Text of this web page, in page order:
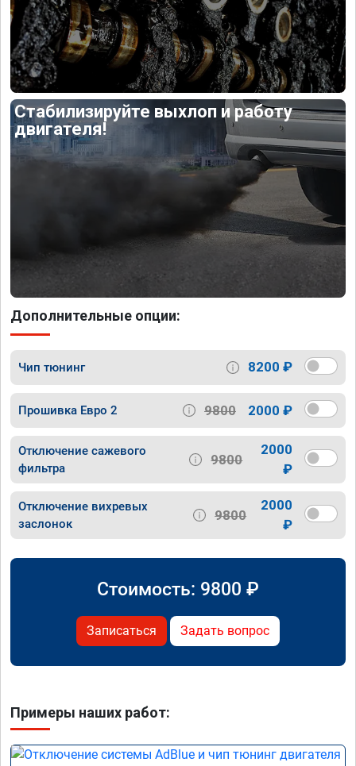
Стабилизируйте выхлоп и работу
двигателя!
Дополнительные опции:
Чип тюнинг 8200 ₽
Прошивка Евро 2 9800 2000 ₽
Отключение сажевого
фильтра
9800
2000
₽
Отключение вихревых
заслонок
9800
2000
₽
Стоимость: 9800 ₽
Записаться Задать вопрос
Примеры наших работ: